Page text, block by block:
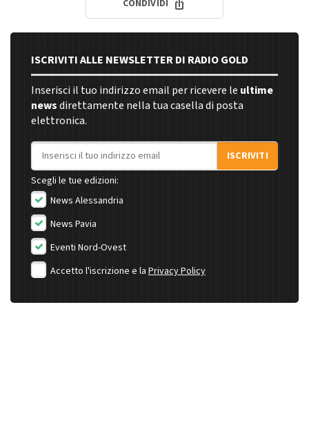
CONDIVIDI
ISCRIVITI ALLE NEWSLETTER DI RADIO GOLD
Inserisci il tuo indirizzo email per ricevere le ultime
newsdirettamente nella tua casella di posta
elettronica.
Indirizzo email
ISCRIVITI
Scegli le tue edizioni:
News Alessandria
News Pavia
Eventi Nord-Ovest
Accetto l'iscrizione e la Privacy Policy